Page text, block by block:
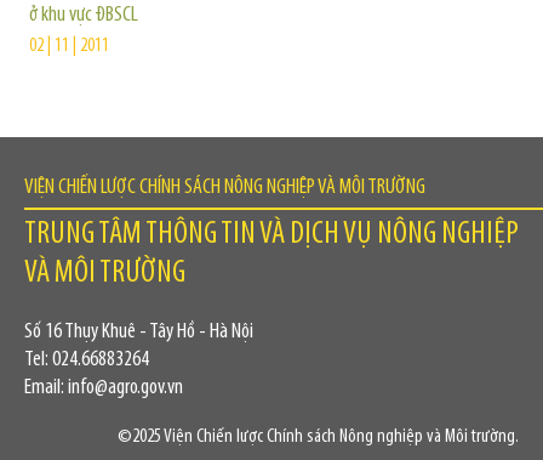
ở khu vực ĐBSCL
02 | 11 | 2011
VIỆN CHIẾN LƯỢC CHÍNH SÁCH NÔNG NGHIỆP VÀ MÔI TRƯỜNG
TRUNG TÂM THÔNG TIN VÀ DỊCH VỤ NÔNG NGHIỆP
VÀ MÔI TRƯỜNG
Số 16 Thụy Khuê - Tây Hồ - Hà Nội
Tel: 024.66883264
Email: info@agro.gov.vn
©2025 Viện Chiến lược Chính sách Nông nghiệp và Môi trường.